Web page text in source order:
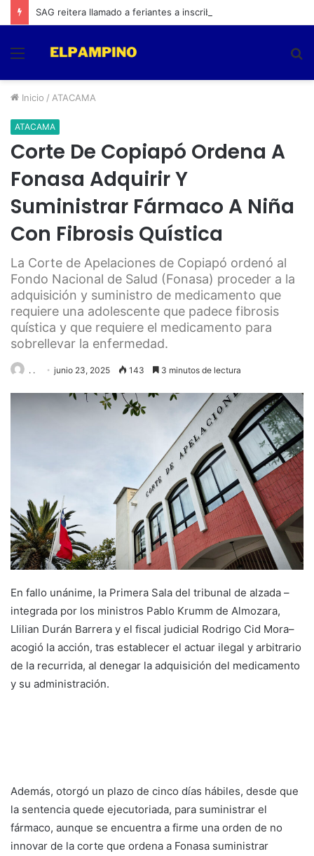
Menú
Inicio / ATACAMA
ATACAMA
Corte De Copiapó Ordena A
Fonasa Adquirir Y
Suministrar Fármaco A Niña
Con Fibrosis Quística
La Corte de Apelaciones de Copiapó ordenó al
Fondo Nacional de Salud (Fonasa) proceder a la
adquisición y suministro de medicamento que
requiere una adolescente que padece fibrosis
quística y que requiere el medicamento para
sobrellevar la enfermedad.
. . junio 23, 2025 143 3 minutos de lectura
En fallo unánime, la Primera Sala del tribunal de alzada –
integrada por los ministros Pablo Krumm de Almozara,
Llilian Durán Barrera y el fiscal judicial Rodrigo Cid Mora–
acogió la acción, tras establecer el actuar ilegal y arbitrario
de la recurrida, al denegar la adquisición del medicamento
y su administración.
Además, otorgó un plazo de cinco días hábiles, desde que
la sentencia quede ejecutoriada, para suministrar el
fármaco, aunque se encuentra a firme una orden de no
innovar de la corte que ordena a Fonasa suministrar